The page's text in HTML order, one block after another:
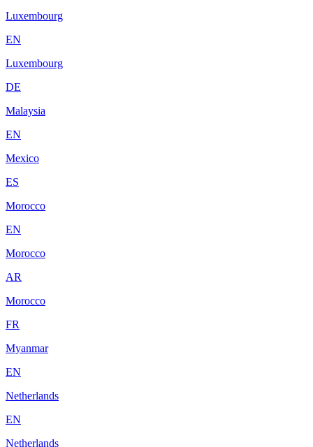
Luxembourg
EN
Luxembourg
DE
Malaysia
EN
Mexico
ES
Morocco
EN
Morocco
AR
Morocco
FR
Myanmar
EN
Netherlands
EN
Netherlands